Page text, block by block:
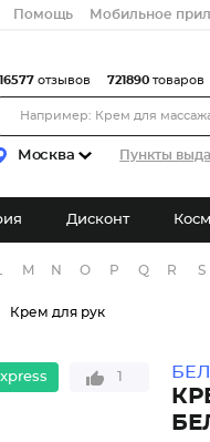
Помощь Мобильное
Москва Пункты
отзывов 721890 товаров
Дисконт
M N O P Q R S
Крем для рук
1